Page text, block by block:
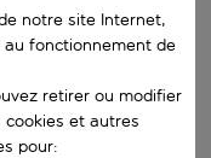
Lorsque les
Lorsque les
notre site Internet,
au fonctionnement de
retirer ou modifier
et autres
pour: